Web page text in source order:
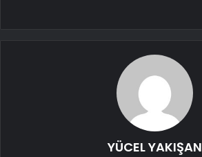
YÜCEL YAKIŞAN